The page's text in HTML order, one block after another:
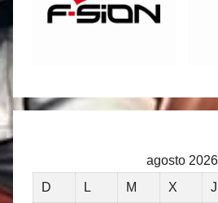
agosto 2026
D
L M X J